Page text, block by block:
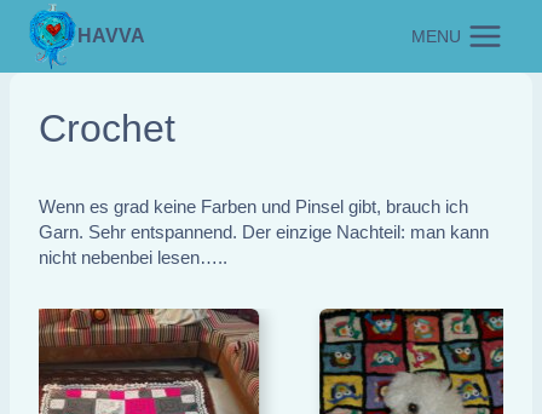
Zum
Inhalt
springen
HAVVA MENU
Crochet
Wenn es grad keine Farben und Pinsel gibt, brauch ich
Garn. Sehr entspannend. Der einzige Nachteil: man kann
nicht nebenbei lesen…..